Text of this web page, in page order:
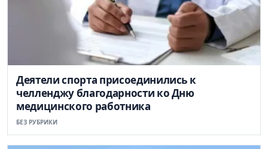
Деятели спорта присоединились к
челленджу благодарности ко Дню
медицинского работника
БЕЗ РУБРИКИ